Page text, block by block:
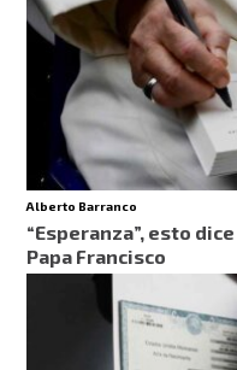
Alberto Barranco
“Esperanza”, esto
Papa Francisco